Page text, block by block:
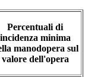
Percentuali di
incidenza minima
manodopera sul
valore dell'opera